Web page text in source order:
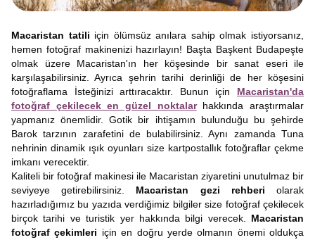
Macaristan tatili için ölümsüz anılara sahip olmak istiyorsanız,
hemen fotoğraf makinenizi hazırlayın! Başta Başkent Budapeşte
olmak üzere Macaristan'ın her köşesinde bir sanat eseri ile
karşılaşabilirsiniz. Ayrıca şehrin tarihi derinliği de her köşesini
fotoğraflama İsteğinizi arttıracaktır. Bunun için Macaristan'da
fotoğraf çekilecek en güzel noktalarhakkında araştırmalar
yapmanız önemlidir. Gotik bir ihtişamın bulunduğu bu şehirde
Barok tarzının zarafetini de bulabilirsiniz. Aynı zamanda Tuna
nehrinin dinamik ışık oyunları size kartpostallık fotoğraflar çekme
imkanı verecektir.
Kaliteli bir fotoğraf makinesi ile Macaristan ziyaretini unutulmaz bir
seviyeye getirebilirsiniz. Macaristan gezi rehberiolarak
hazırladığımız bu yazıda verdiğimiz bilgiler size fotoğraf çekilecek
birçok tarihi ve turistik yer hakkında bilgi verecek. Macaristan
fotoğraf çekimleri için en doğru yerde olmanın önemi oldukça